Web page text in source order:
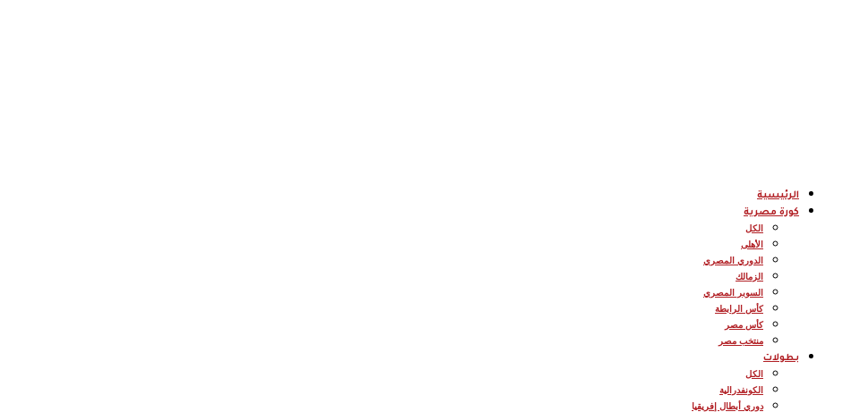
الرئيسية
كورة مصرية
الكل
الأهلى
الدوري المصري
الزمالك
السوبر المصري
كأس الرابطة
كأس مصر
منتخب مصر
بطولات
الكل
الكونفدرالية
دوري أبطال إفريقيا